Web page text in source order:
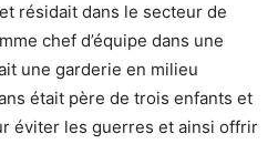
résidait dans le secteur de
chef d’équipe dans une
une garderie en milieu
était père de trois enfants et
éviter les guerres et ainsi offrir